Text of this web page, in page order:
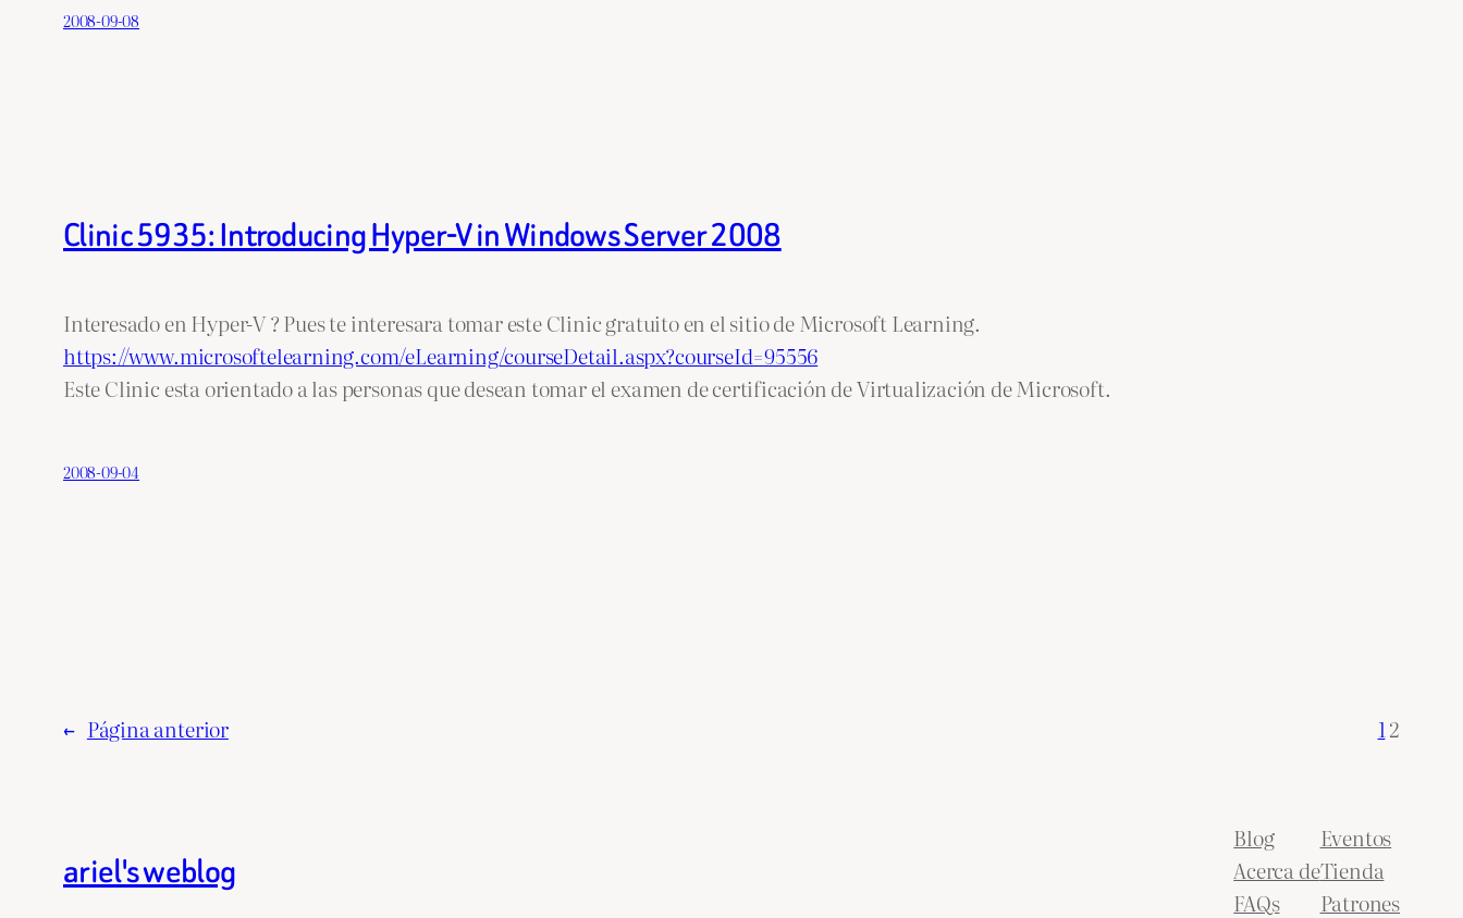
2008-09-08
Clinic 5935: Introducing Hyper-V in Windows Server 2008
Interesado en Hyper-V ? Pues te interesara tomar este Clinic gratuito en el sitio de Microsoft Learning.
https://www.microsoftelearning.com/eLearning/courseDetail.aspx?courseId=95556
Este Clinic esta orientado a las personas que desean tomar el examen de certificación de Virtualización de Microsoft.
2008-09-04
← Página anterior 1 2
ariel's weblog
Blog
Acerca de
FAQs
Eventos
Tienda
Patrones